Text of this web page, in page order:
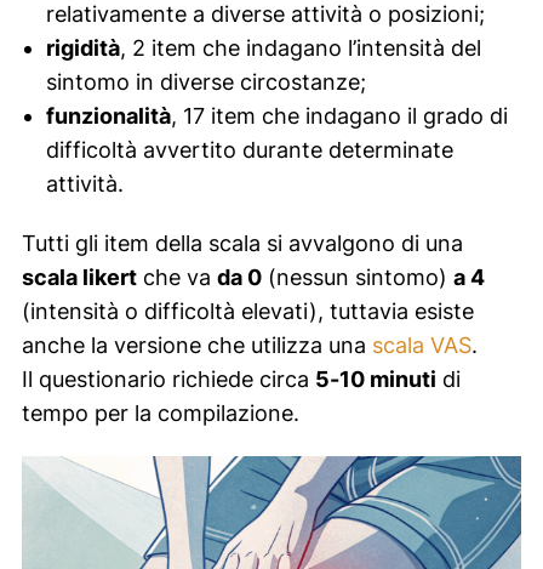
relativamente a diverse attività o posizioni;
rigidità, 2 item che indagano l’intensità del
sintomo in diverse circostanze;
funzionalità, 17 item che indagano il grado di
difficoltà avvertito durante determinate
attività.
Tutti gli item della scala si avvalgono di una
scala likertche va da 0(nessun sintomo) a 4
(intensità o difficoltà elevati), tuttavia esiste
anche la versione che utilizza una scala VAS.
Il questionario richiede circa 5-10 minuti di
tempo per la compilazione.